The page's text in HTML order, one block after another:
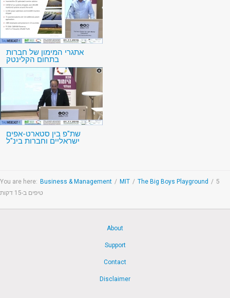
אתגרי המימון של חברות
בתחום הקלינטק
שת"פ בין סטארט-אפים
ישראליים וחברות בינ"ל
You are here: Business & Management / MIT / The Big Boys Playground / 5
טיפים ב-15 דקות
About
Support
Contact
Disclaimer